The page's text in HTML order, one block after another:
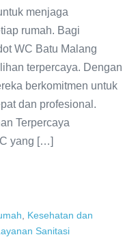
menjaga
rumah. Bagi
WC Batu Malang
terpercaya. Dengan
berkomitmen untuk
dan profesional.
Terpercaya
yang […]
Kesehatan dan
Sanitasi